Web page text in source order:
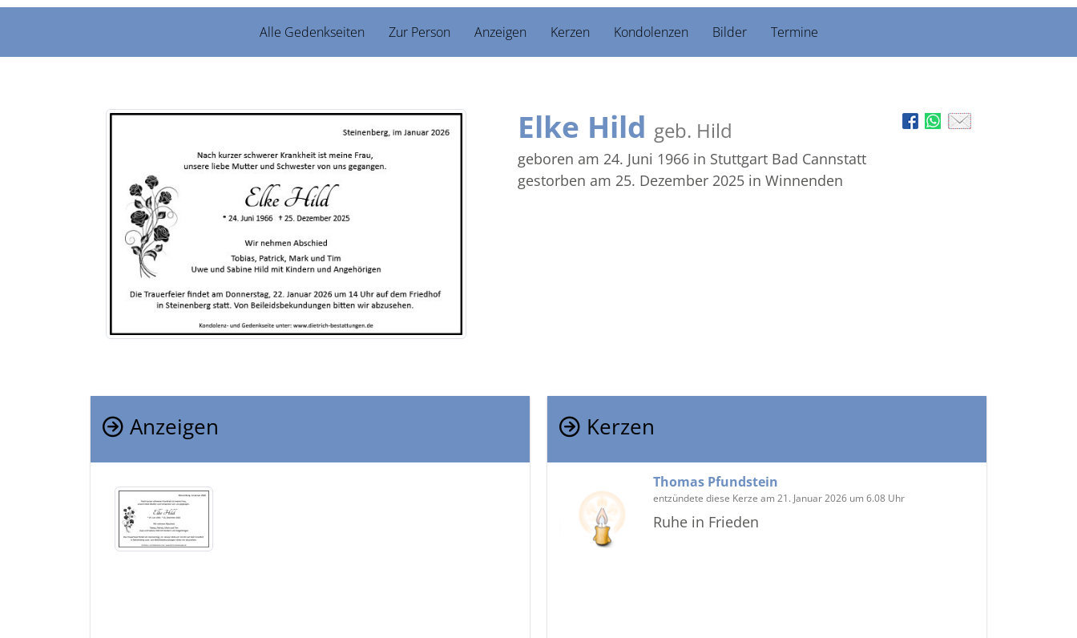
Alle Gedenkseiten Zur Person Anzeigen Kerzen Kondolenzen Bilder Termine
Elke Hild geb. Hild
geboren am 24. Juni 1966 in Stuttgart Bad Cannstatt
gestorben am 25. Dezember 2025 in Winnenden
Anzeigen Kerzen
Thomas Pfundstein
entzündete diese Kerze am 21. Januar 2026 um 6.08 Uhr
Ruhe in Frieden